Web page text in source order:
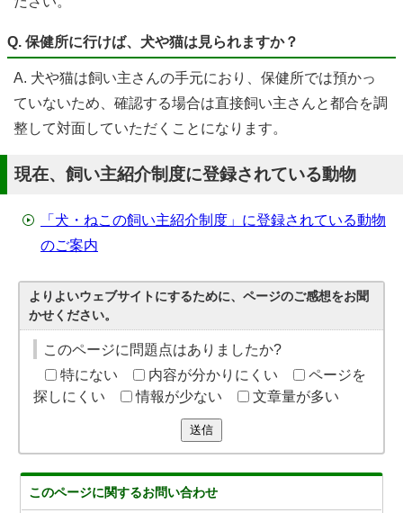
Q. 保健所に行けば、犬や猫は見られますか？
A. 犬や猫は飼い主さんの手元におり、保健所では預かっ
ていないため、確認する場合は直接飼い主さんと都合を調
整して対面していただくことになります。
現在、飼い主紹介制度に登録されている動物
「犬・ねこの飼い主紹介制度」に登録されている動物
のご案内
よりよいウェブサイトにするために、ページのご感想をお聞
かせください。
このページに問題点はありましたか?
特にない
内容が分かりにくい
ページを
探しにくい
情報が少ない 文章量が多い
送信
このページに関するお問い合わせ